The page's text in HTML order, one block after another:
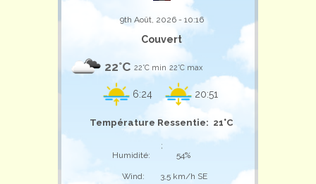
9th Août, 2026 - 10:16
Couvert
22°C 22°C min 22°C max
6:24 20:51
Température Ressentie: 21°C
;
Humidité:
54%
Wind: 3,5 km/h SE